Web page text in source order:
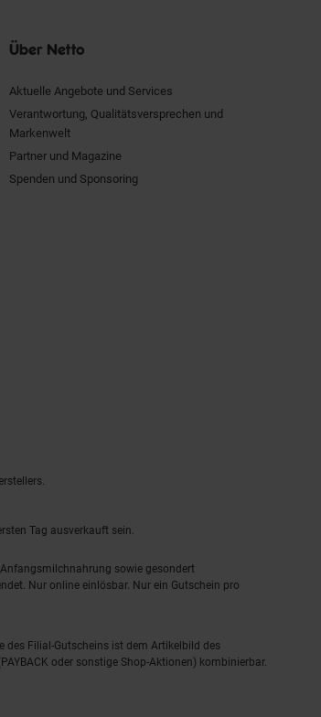
Über Netto
Aktuelle Angebote und Services
Verantwortung, Qualitätsversprechen und
Markenwelt
Partner und Magazine
Spenden und Sponsoring
Tag ausverkauft sein.
sowie gesondert
Nur online einlösbar. Nur ein Gutschein pro
des Filial-Gutscheins ist dem Artikelbild des
oder sonstige Shop-Aktionen) kombinierbar.